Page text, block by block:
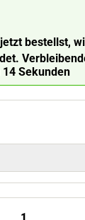
bestellst,
Sekunden